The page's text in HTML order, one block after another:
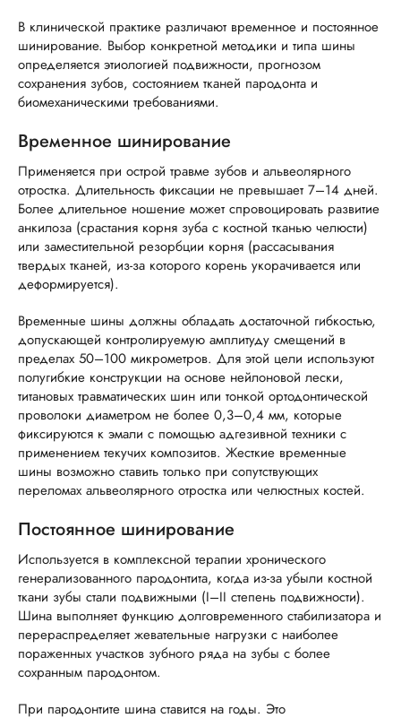
В клинической практике различают временное и постоянное
шинирование. Выбор конкретной методики и типа шины
определяется этиологией подвижности, прогнозом
сохранения зубов, состоянием тканей пародонта и
биомеханическими требованиями.
Временное шинирование
Применяется при острой травме зубов и альвеолярного
отростка. Длительность фиксации не превышает 7–14 дней.
Более длительное ношение может спровоцировать развитие
анкилоза (срастания корня зуба с костной тканью челюсти)
или заместительной резорбции корня (рассасывания
твердых тканей, из-за которого корень укорачивается или
деформируется).
Временные шины должны обладать достаточной гибкостью,
допускающей контролируемую амплитуду смещений в
пределах 50–100 микрометров. Для этой цели используют
полугибкие конструкции на основе нейлоновой лески,
титановых травматических шин или тонкой ортодонтической
проволоки диаметром не более 0,3–0,4 мм, которые
фиксируются к эмали с помощью адгезивной техники с
применением текучих композитов. Жесткие временные
шины возможно ставить только при сопутствующих
переломах альвеолярного отростка или челюстных костей.
Постоянное шинирование
Используется в комплексной терапии хронического
генерализованного пародонтита, когда из-за убыли костной
ткани зубы стали подвижными (I–II степень подвижности).
Шина выполняет функцию долговременного стабилизатора и
перераспределяет жевательные нагрузки с наиболее
пораженных участков зубного ряда на зубы с более
сохранным пародонтом.
При пародонтите шина ставится на годы. Это